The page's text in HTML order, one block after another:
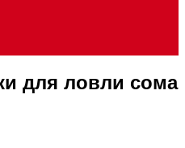
для ловли сома